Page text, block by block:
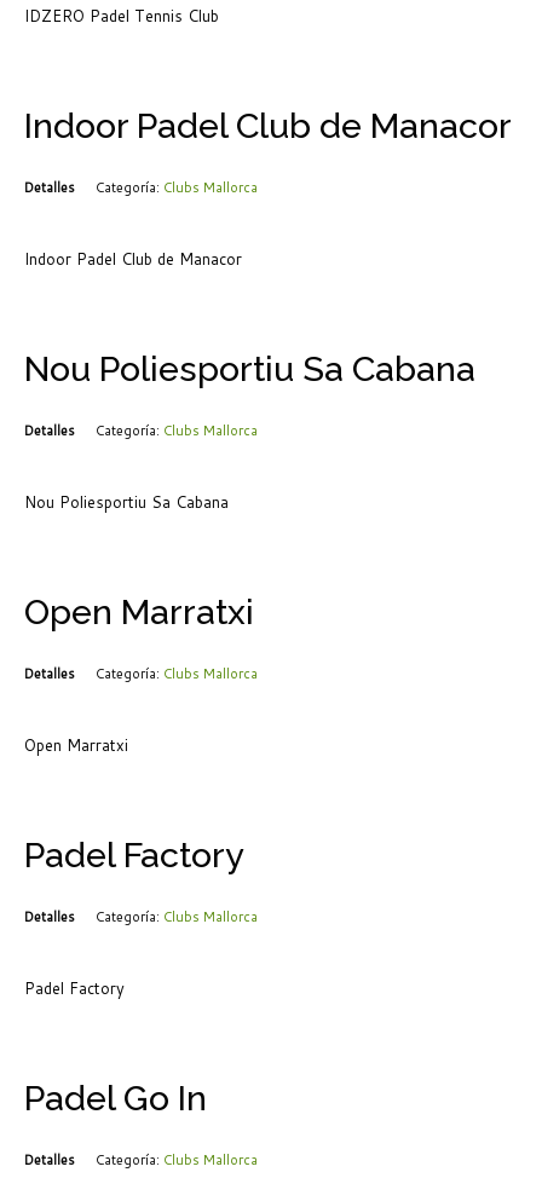
IDZERO Padel Tennis Club
Indoor Padel Club de Manacor
Detalles Categoría: Clubs Mallorca
Indoor Padel Club de Manacor
Nou Poliesportiu Sa Cabana
Detalles Categoría: Clubs Mallorca
Nou Poliesportiu Sa Cabana
Open Marratxi
Detalles Categoría: Clubs Mallorca
Open Marratxi
Padel Factory
Detalles Categoría: Clubs Mallorca
Padel Factory
Padel Go In
Detalles Categoría: Clubs Mallorca